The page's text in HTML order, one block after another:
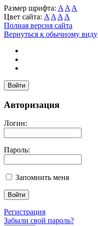
Размер шрифта: A A A
Цвет сайта: A A A A
Полная версия сайта
Вернуться к обычному виду
Войти
Авторизация
Логин:
Пароль:
Запомнить меня
Регистрация
Забыли свой пароль?